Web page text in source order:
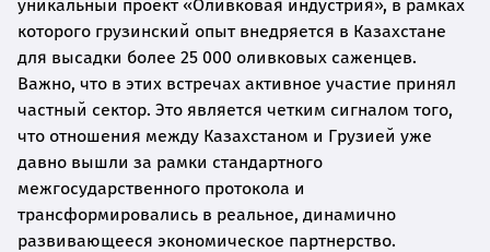
уникальный проект «Оливковая индустрия», в рамках
которого грузинский опыт внедряется в Казахстане
для высадки более 25 000 оливковых саженцев.
Важно, что в этих встречах активное участие принял
частный сектор. Это является четким сигналом того,
что отношения между Казахстаном и Грузией уже
давно вышли за рамки стандартного
межгосударственного протокола и
трансформировались в реальное, динамично
развивающееся экономическое партнерство.